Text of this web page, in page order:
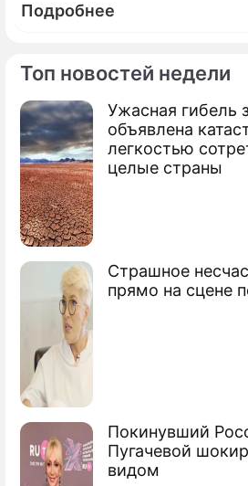
Топ новостей недели
Ужасная гибель
объявлена
легкостью
целые страны
Страшное
прямо на сцене
Покинувший
Пугачевой
видом
Подробнее
По теме
Продолжение:
отложила
Володин поставил Думе
весеннюю сессию
Какие законы приняла
осеннюю сессию